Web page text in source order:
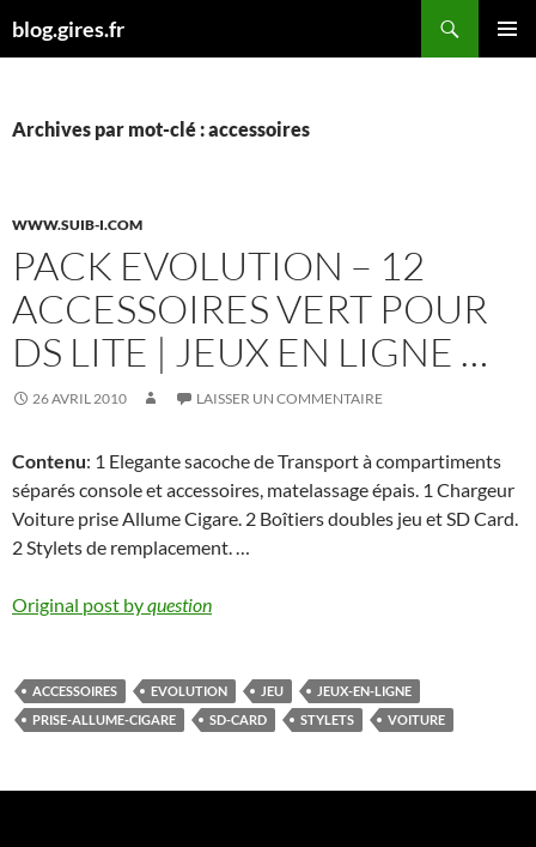
aublog.gires.fr
Archives par mot-clé : accessoires
WWW.SUIB-I.COM
PACK EVOLUTION – 12
ACCESSOIRES VERT POUR
DS LITE | JEUX EN LIGNE …
26 AVRIL 2010 LAISSER UN COMMENTAIRE
Contenu: 1 Elegante sacoche de Transport à compartiments
séparés console et accessoires, matelassage épais. 1 Chargeur
Voiture prise Allume Cigare. 2 Boîtiers doubles jeu et SD Card.
2 Stylets de remplacement. …
Original post byquestion
ACCESSOIRES EVOLUTION JEU
JEUX-EN-LIGNE
PRISE-ALLUME-CIGARE
SD-CARD STYLETS VOITURE